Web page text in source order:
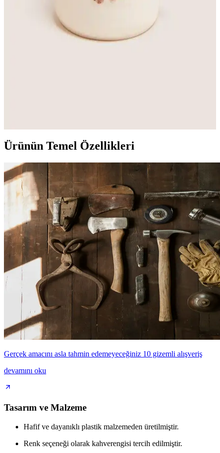
Türk Reklam köpek var uyarı levhası, dayanıklı malzemeleri ve
çeşitli boyut seçenekleriyle güvenliği güçlendiren etkili bir uyarı
çözümüdür. Dış ortam koşullarına uygun, yüksek kaliteli baskı ve
Ürünün Temel Özellikleri
Gerçek amacını asla tahmin edemeyeceğiniz 10 gizemli alışveriş
devamını oku
Tasarım ve Malzeme
Hafif ve dayanıklı plastik malzemeden üretilmiştir.
Renk seçeneği olarak kahverengisi tercih edilmiştir.